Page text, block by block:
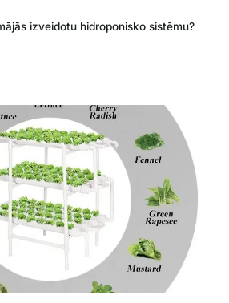
izveidotu hidroponisko sistēmu?